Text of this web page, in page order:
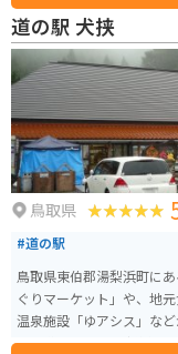
道の駅 犬挟
鳥取県
#道の駅
鳥取県東伯郡湯梨浜町に
ぐりマーケット」や、地
温泉施設「ゆアシス」な
適な道の駅です。 新鮮な野菜や果物、海産物が手に入るほか、地元産の食材